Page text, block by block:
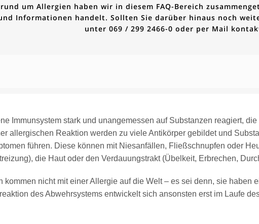
um Allergien haben wir in diesem FAQ-Bereich
Informationen handelt. Sollten Sie darüber hinaus noch
unter 069 / 299 2466-0 oder per Mail
Immunsystem stark und unangemessen auf Substanzen reagiert,
allergischen Reaktion werden zu viele Antikörper gebildet und
führen. Diese können mit Niesanfällen, Fließschnupfen oder
die Haut oder den Verdauungstrakt (Übelkeit, Erbrechen,
kommen nicht mit einer Allergie auf die Welt – es sei denn, sie haben
des Abwehrsystems entwickelt sich ansonsten erst im Laufe